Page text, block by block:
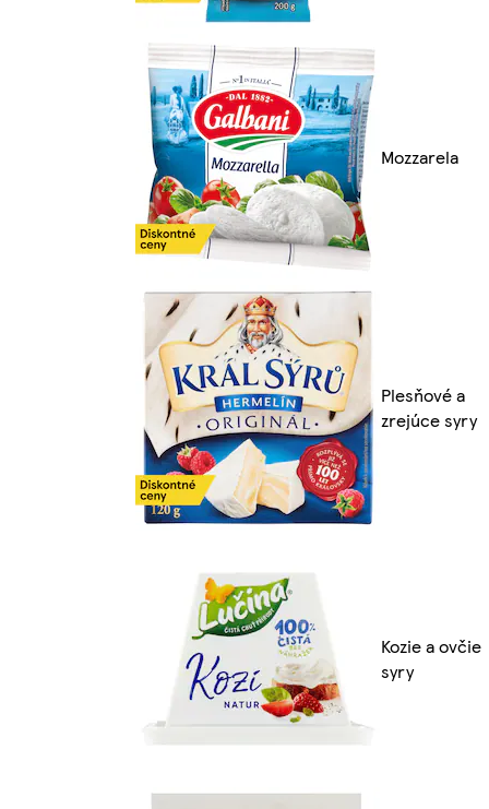
Mozzarela
Plesňové a
zrejúce syry
Kozie a ovčie
syry